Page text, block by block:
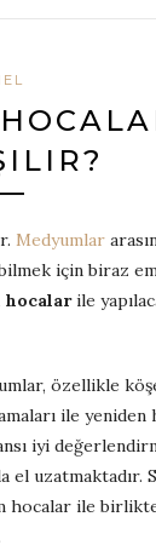
Medyumlar
için biraz
hocalarile
özellikle
ile
iyi
el uzatmaktadır.
hocalar ile